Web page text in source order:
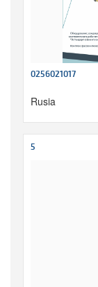
0256021017
Rusia
5